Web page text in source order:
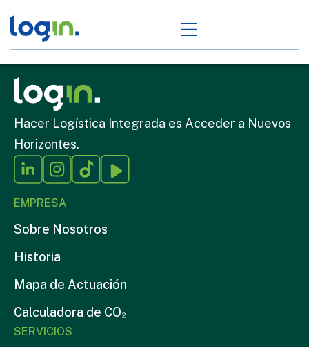
Hacer Logística Integrada es Acceder a Nuevos
Horizontes.
EMPRESA
Sobre Nosotros
Historia
Mapa de Actuación
Calculadora de CO₂
SERVICIOS